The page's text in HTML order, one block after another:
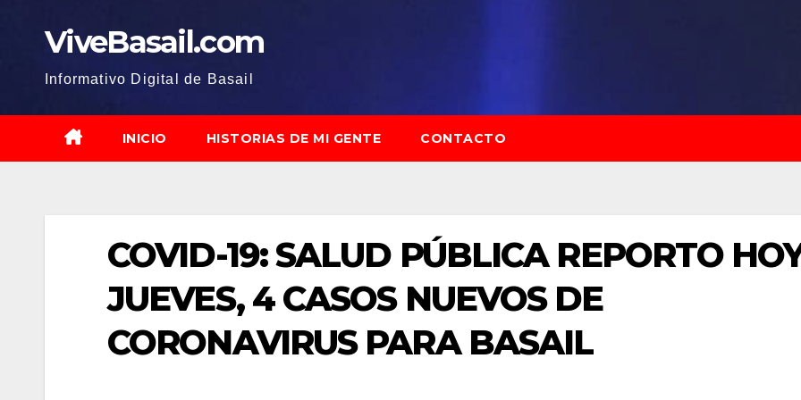
ViveBasail.com
Informativo Digital de Basail
INICIO HISTORIAS DE MI GENTE CONTACTO
COVID-19: SALUD PÚBLICA REPORTO
JUEVES, 4 CASOS NUEVOS DE
CORONAVIRUS PARA BASAIL